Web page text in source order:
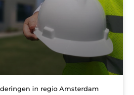
in regio Amsterdam